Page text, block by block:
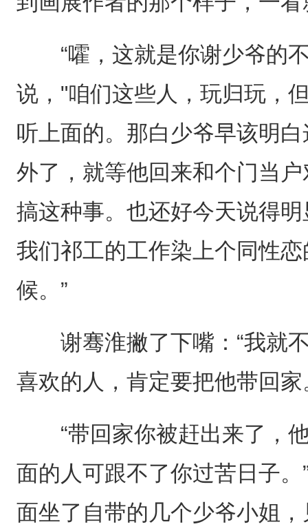
“嚯，这就是你谢少爷的不
说，"咱们这些人，玩归玩，
听上面的。那白少爷早该明
外了，就等他回来和个门当
搞这种事。也还好今天说得
我们祁工的工作染上个同性
候。”
谢骞淮撇了下嘴：“我就不
喜欢的人，肯定要把他带回家
“带回家你被赶出来了，他
面的人可跟不了你过苦日子
面坐了自带的几个少爷小姐